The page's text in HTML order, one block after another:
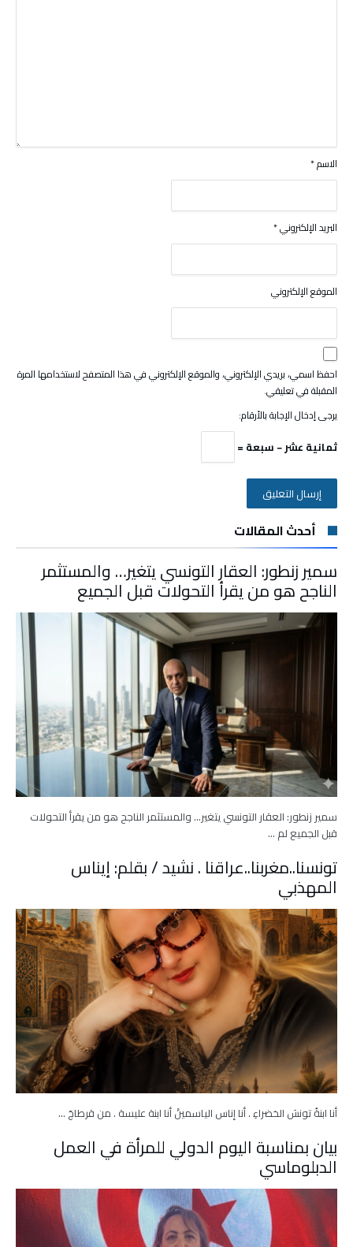
الاسم*
البريد الإلكتروني*
الموقع الإلكتروني
احفظ اسمي، بريدي الإلكتروني، والموقع الإلكتروني في هذا المتصفح لاستخدامها المرة
المقبلة في تعليقي.
يرجى إدخال الإجابة بالأرقام:
ثمانية عشر − سبعة =
أحدث المقالات
سمير زنطور: العقار التونسي يتغير… والمستثمر
الناجح هو من يقرأ التحولات قبل الجميع
سمير زنطور: العقار التونسي يتغير… والمستثمر الناجح هو من يقرأ التحولات
قبل الجميع لم …
تونسنا..مغربنا..عراقنا . نشيد / بقلم: إيناس
المهذبي
أنا ابنةُ تونسَ الخضراءِ . أنا إناس الياسمينْ أنا ابنة عليسة . من قرطاجَ …
بيان بمناسبة اليوم الدولي للمرأة في العمل
الدبلوماسي